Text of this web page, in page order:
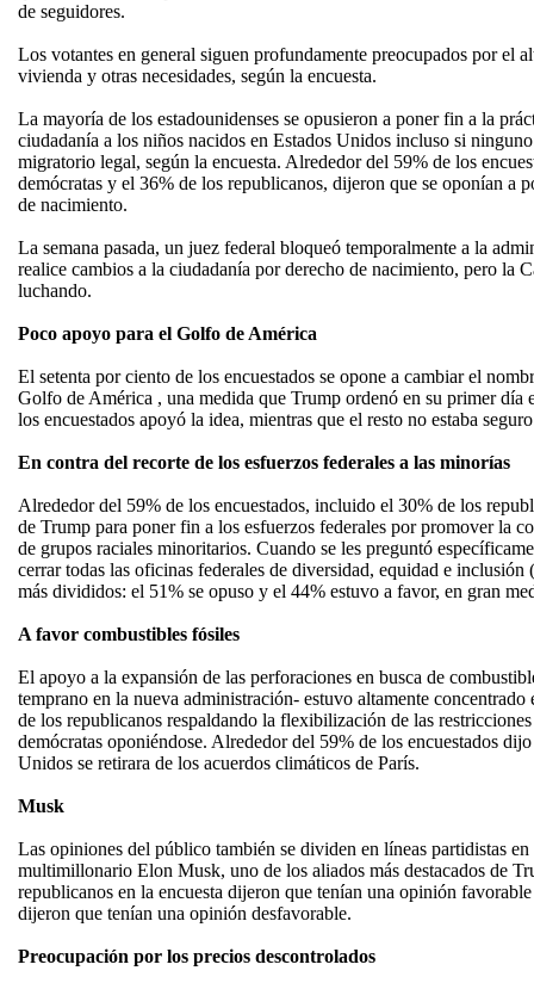
de seguidores.
Los votantes en general siguen profundamente preocupados por el
vivienda y otras necesidades, según la encuesta.
La mayoría de los estadounidenses se opusieron a poner fin a la
ciudadanía a los niños nacidos en Estados Unidos incluso si
migratorio legal, según la encuesta. Alrededor del 59% de los
demócratas y el 36% de los republicanos, dijeron que se oponían a
de nacimiento.
La semana pasada, un juez federal bloqueó temporalmente a la
realice cambios a la ciudadanía por derecho de nacimiento, pero la
luchando.
Poco apoyo para el Golfo de América
El setenta por ciento de los encuestados se opone a cambiar el
Golfo de América , una medida que Trump ordenó en su primer día
los encuestados apoyó la idea, mientras que el resto no estaba
En contra del recorte de los esfuerzos federales a las minorías
Alrededor del 59% de los encuestados, incluido el 30% de los
de Trump para poner fin a los esfuerzos federales por promover la
de grupos raciales minoritarios. Cuando se les preguntó
cerrar todas las oficinas federales de diversidad, equidad e inclusión
más divididos: el 51% se opuso y el 44% estuvo a favor, en gran
A favor combustibles fósiles
El apoyo a la expansión de las perforaciones en busca de
temprano en la nueva administración- estuvo altamente
de los republicanos respaldando la flexibilización de las
demócratas oponiéndose. Alrededor del 59% de los encuestados
Unidos se retirara de los acuerdos climáticos de París.
Musk
Las opiniones del público también se dividen en líneas partidistas
multimillonario Elon Musk, uno de los aliados más destacados de
republicanos en la encuesta dijeron que tenían una opinión
dijeron que tenían una opinión desfavorable.
Preocupación por los precios descontrolados